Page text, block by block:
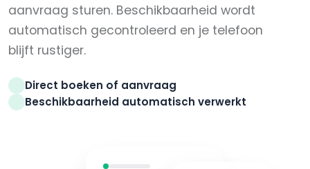
aanvraag sturen. Beschikbaarheid wordt
automatisch gecontroleerd en je telefoon
blijft rustiger.
Direct boeken of aanvraag
Beschikbaarheid automatisch verwerkt